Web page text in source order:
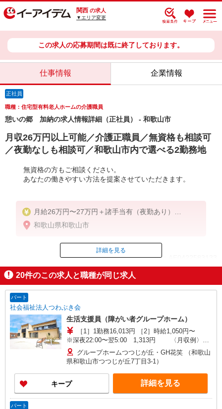
関西 の求人
▼エリア変更
この求人の応募期間は既に終了しております。
仕事情報 企業情報
正社員
職種：住宅型有料老人ホームの介護職員
憩いの郷 加納の求人情報詳細（正社員） - 和歌山市
月収26万円以上可能／介護正職員／無資格も相談可
／夜勤なしも相談可／和歌山市内で選べる2勤務地
無資格の方もご相談ください。
あなたの働きやすい方法を提案させていただきます。
月給26万円〜27万円＋諸手当有（夜勤あり）
※夜勤なしのご希望もご相談下さい。
※上記月給に加えて、下記別途手当が支給されます
通勤手当
配偶者手当
こども手当
役職手当
研修手当
＜月収例＞
介護職員初任者研修修了者／月収26万円（夜勤5回含
む）
介護福祉士／月収27万円（夜勤5回含む）
入社1年後から
賞与2回含む）
和歌山県和歌山市
ID：AE0422583133
掲載期間終了
詳細を見る
20件のこの求人と職種が同じ求人
パート
社会福祉法人つわぶき会
生活支援員（障がい者グループホーム）
［1］1勤務16,013円 ［2］時給1,050円〜
※深夜22:00〜翌5:00 1,313円 〈月収例〉
195,852円＋交通費 （処遇改善手当
31,000円含む） ※月20日（夜勤4回）勤務の
場合 ☆資格手当 介護福祉士 7,000円/
月 社会福祉士 10,000円/月 精神保健
福祉士 10,000円/月
グループホームつつじが丘・GH花笑 （和歌山
県和歌山市つつじが丘7丁目3-1）
キープ 詳細を見る
パート